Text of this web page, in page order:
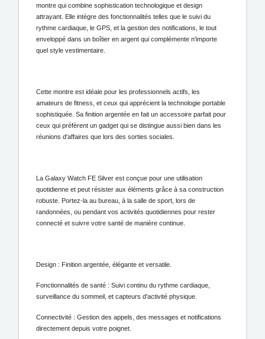
montre qui combine sophistication technologique et design
attrayant. Elle intègre des fonctionnalités telles que le suivi du
rythme cardiaque, le GPS, et la gestion des notifications, le tout
enveloppé dans un boîtier en argent qui complémente n'importe
quel style vestimentaire.
Cette montre est idéale pour les professionnels actifs, les
amateurs de fitness, et ceux qui apprécient la technologie portable
sophistiquée. Sa finition argentée en fait un accessoire parfait pour
ceux qui préfèrent un gadget qui se distingue aussi bien dans les
réunions d'affaires que lors des sorties sociales.
La Galaxy Watch FE Silver est conçue pour une utilisation
quotidienne et peut résister aux éléments grâce à sa construction
robuste. Portez-la au bureau, à la salle de sport, lors de
randonnées, ou pendant vos activités quotidiennes pour rester
connecté et suivre votre santé de manière continue.
Design : Finition argentée, élégante et versatile.
Fonctionnalités de santé : Suivi continu du rythme cardiaque,
surveillance du sommeil, et capteurs d'activité physique.
Connectivité : Gestion des appels, des messages et notifications
directement depuis votre poignet.